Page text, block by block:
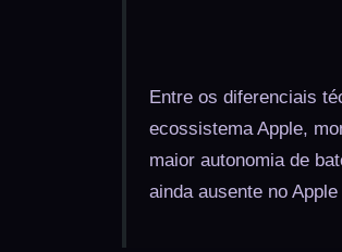
Entre os diferenciais
ecossistema Apple,
maior autonomia de
ainda ausente no